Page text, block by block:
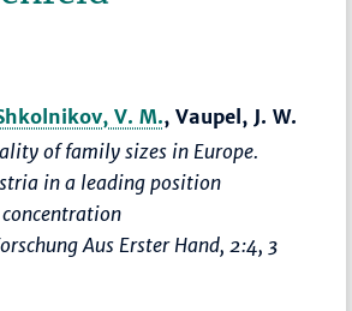
V. M., Vaupel, J. W.
of family sizes in Europe.
in a leading position
Aus Erster Hand, 2:4, 3